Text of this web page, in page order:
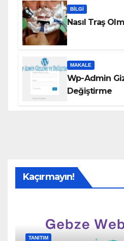
BILGI
Nasıl Traş
MAKALE
Wp-Admin
Değiştirme
Kaçırmayın!
TANITIM